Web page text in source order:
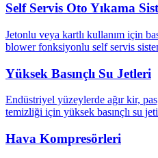
Self Servis Oto Yıkama
Jetonlu veya kartlı kullanım için
blower fonksiyonlu self servis
Yüksek Basınçlı Su Jetleri
Endüstriyel yüzeylerde ağır kir,
temizliği için yüksek basınçlı su
Hava Kompresörleri